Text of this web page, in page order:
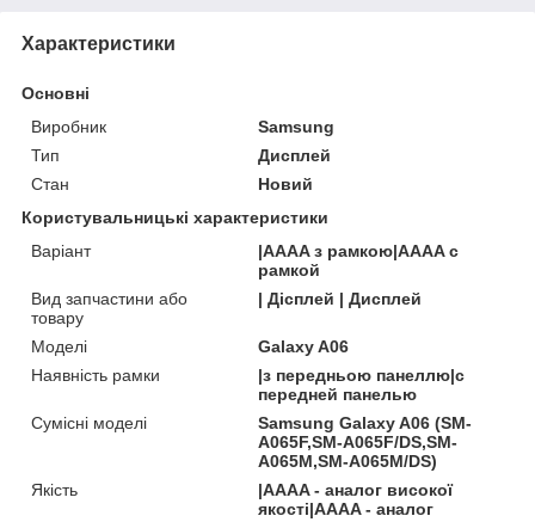
Характеристики
Основні
Виробник
Samsung
Тип
Дисплей
Стан
Новий
Користувальницькі характеристики
Варіант
|AAAA з рамкою|AAAA с
рамкой
Вид запчастини або
товару
| Дісплей | Дисплей
Моделі
Galaxy A06
Наявність рамки
|з передньою панеллю|с
передней панелью
Сумісні моделі
Samsung Galaxy A06 (SM-
A065F,SM-A065F/DS,SM-
A065M,SM-A065M/DS)
Якість
|AAAA - аналог високої
якості|AAAA - аналог